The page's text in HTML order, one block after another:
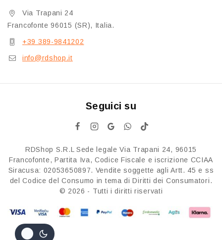
Via Trapani 24
Francofonte 96015 (SR), Italia.
+39 389-9841202
info@rdshop.it
Seguici su
RDShop S.R.L Sede legale Via Trapani 24, 96015
Francofonte, Partita Iva, Codice Fiscale e iscrizione CCIAA
Siracusa: 02053650897. Vendite soggette agli Artt. 45 e ss
del Codice del Consumo in tema di Diritti dei Consumatori.
© 2026 - Tutti i diritti riservati